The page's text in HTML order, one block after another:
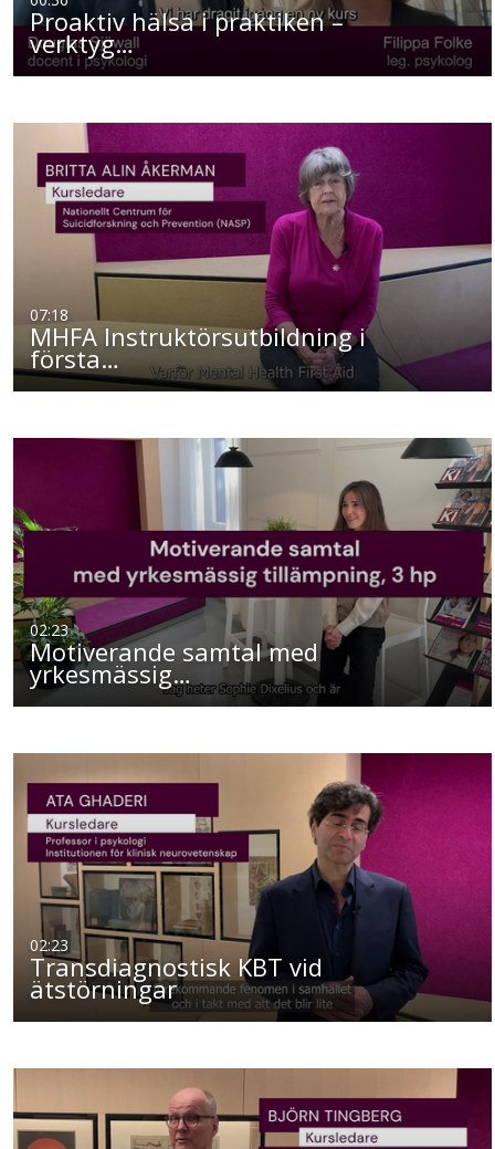
Proaktiv hälsa i praktiken –
verktyg…
07:18
MHFA Instruktörsutbildning i
första…
02:23
Motiverande samtal med
yrkesmässig…
02:23
Transdiagnostisk KBT vid
ätstörningar